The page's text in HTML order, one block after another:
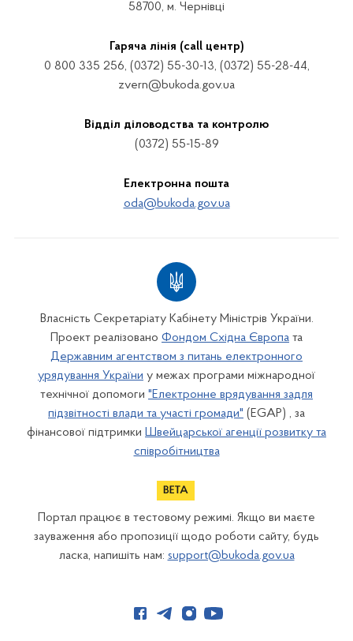
58700, м. Чернівці
Гаряча лінія (call центр)
0 800 335 256, (0372) 55-30-13, (0372) 55-28-44,
zvern@bukoda.gov.ua
Відділ діловодства та контролю
(0372) 55-15-89
Електронна пошта
oda@bukoda.gov.ua
Власність Секретаріату Кабінету Міністрів України.
Проект реалізовано Фондом Східна Європа та
Державним агентством з питань електронного
урядування України у межах програми міжнародної
технічної допомоги "Електронне врядування задля
підзвітності влади та участі громади" (EGAP) , за
фінансової підтримки Швейцарської агенції розвитку та
співробітництва
Портал працює в тестовому режимі. Якщо ви маєте
зауваження або пропозиції щодо роботи сайту, будь
ласка, напишіть нам: support@bukoda.gov.ua